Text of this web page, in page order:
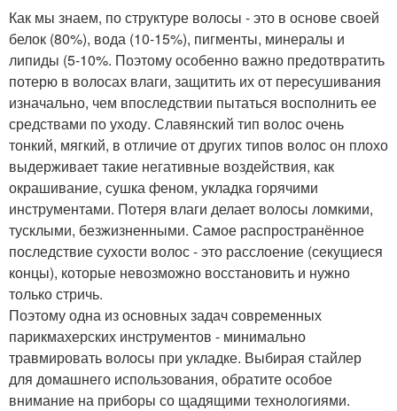
Как мы знаем, по структуре волосы - это в основе своей
белок (80%), вода (10-15%), пигменты, минералы и
липиды (5-10%. Поэтому особенно важно предотвратить
потерю в волосах влаги, защитить их от пересушивания
изначально, чем впоследствии пытаться восполнить ее
средствами по уходу. Славянский тип волос очень
тонкий, мягкий, в отличие от других типов волос он плохо
выдерживает такие негативные воздействия, как
окрашивание, сушка феном, укладка горячими
инструментами. Потеря влаги делает волосы ломкими,
тусклыми, безжизненными. Самое распространённое
последствие сухости волос - это расслоение (секущиеся
концы), которые невозможно восстановить и нужно
только стричь.
Поэтому одна из основных задач современных
парикмахерских инструментов - минимально
травмировать волосы при укладке. Выбирая стайлер
для домашнего использования, обратите особое
внимание на приборы со щадящими технологиями.